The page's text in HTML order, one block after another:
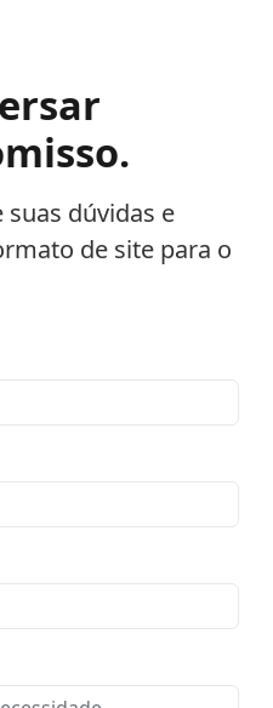
suas dúvidas e
de site para o